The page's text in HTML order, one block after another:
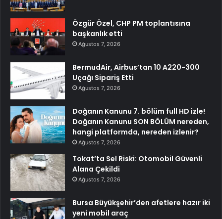
Özgür Özel, CHP PM toplantısına
başkanlık etti
Ağustos 7, 2026
BermudAir, Airbus’tan 10 A220-300
Uçağı Sipariş Etti
Ağustos 7, 2026
Doğanın Kanunu 7. bölüm full HD izle!
Doğanın Kanunu SON BÖLÜM nereden,
hangi platformda, nereden izlenir?
Ağustos 7, 2026
Tokat’ta Sel Riski: Otomobil Güvenli
Alana Çekildi
Ağustos 7, 2026
Bursa Büyükşehir’den afetlere hazır iki
yeni mobil araç